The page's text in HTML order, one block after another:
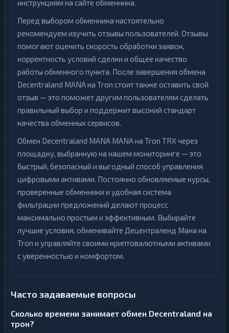
инструкциям на сайте обменника.
Перед выбором обменника настоятельно
рекомендуем изучить отзывы пользователей. Отзывы
помогают оценить скорость обработки заявок,
корректность условий сделки и общее качество
работы обменного пункта. После завершения обмена
Decentraland MANA на Tron стоит также оставить свой
отзыв — это поможет другим пользователям сделать
правильный выбор и поддержит высокий стандарт
качества обменных сервисов.
Обмен Decentraland MANA MANA на Tron TRX через
площадку, выбранную на нашем мониторинге — это
быстрый, безопасный и выгодный способ управления
цифровыми активами. Постоянно обновляемые курсы,
проверенные обменники и удобная система
фильтрации предложений делают процесс
максимально простым и эффективным. Выбирайте
лучшие условия, обменивайте Децентраленд Мана на
Tron и управляйте своими криптовалютными активами
с уверенностью и комфортом.
Часто задаваемые вопросы
Сколько времени занимает обмен Decentraland на
трон?